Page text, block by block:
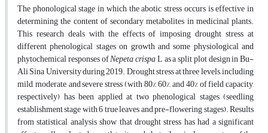
The phonological stage in which the abotic stress occurs is effective in
determining the content of secondary metabolites in medicinal plants.
This research deals with the effects of imposing drought stress at
different phenological stages on growth and some physiological and
phytochemical responses ofNepeta crispaL as a split plot design in Bu-
Ali Sina University during 2019. Drought stress at three levels, including
mild, moderate, and severe stress (with 80%, 60%, and 40% of field capacity,
respectively) has been applied at two phenological stages (seedling
establishment stage with 6 true leaves and pre-flowering stages). Results
from statistical analysis show that drought stress has had a significant